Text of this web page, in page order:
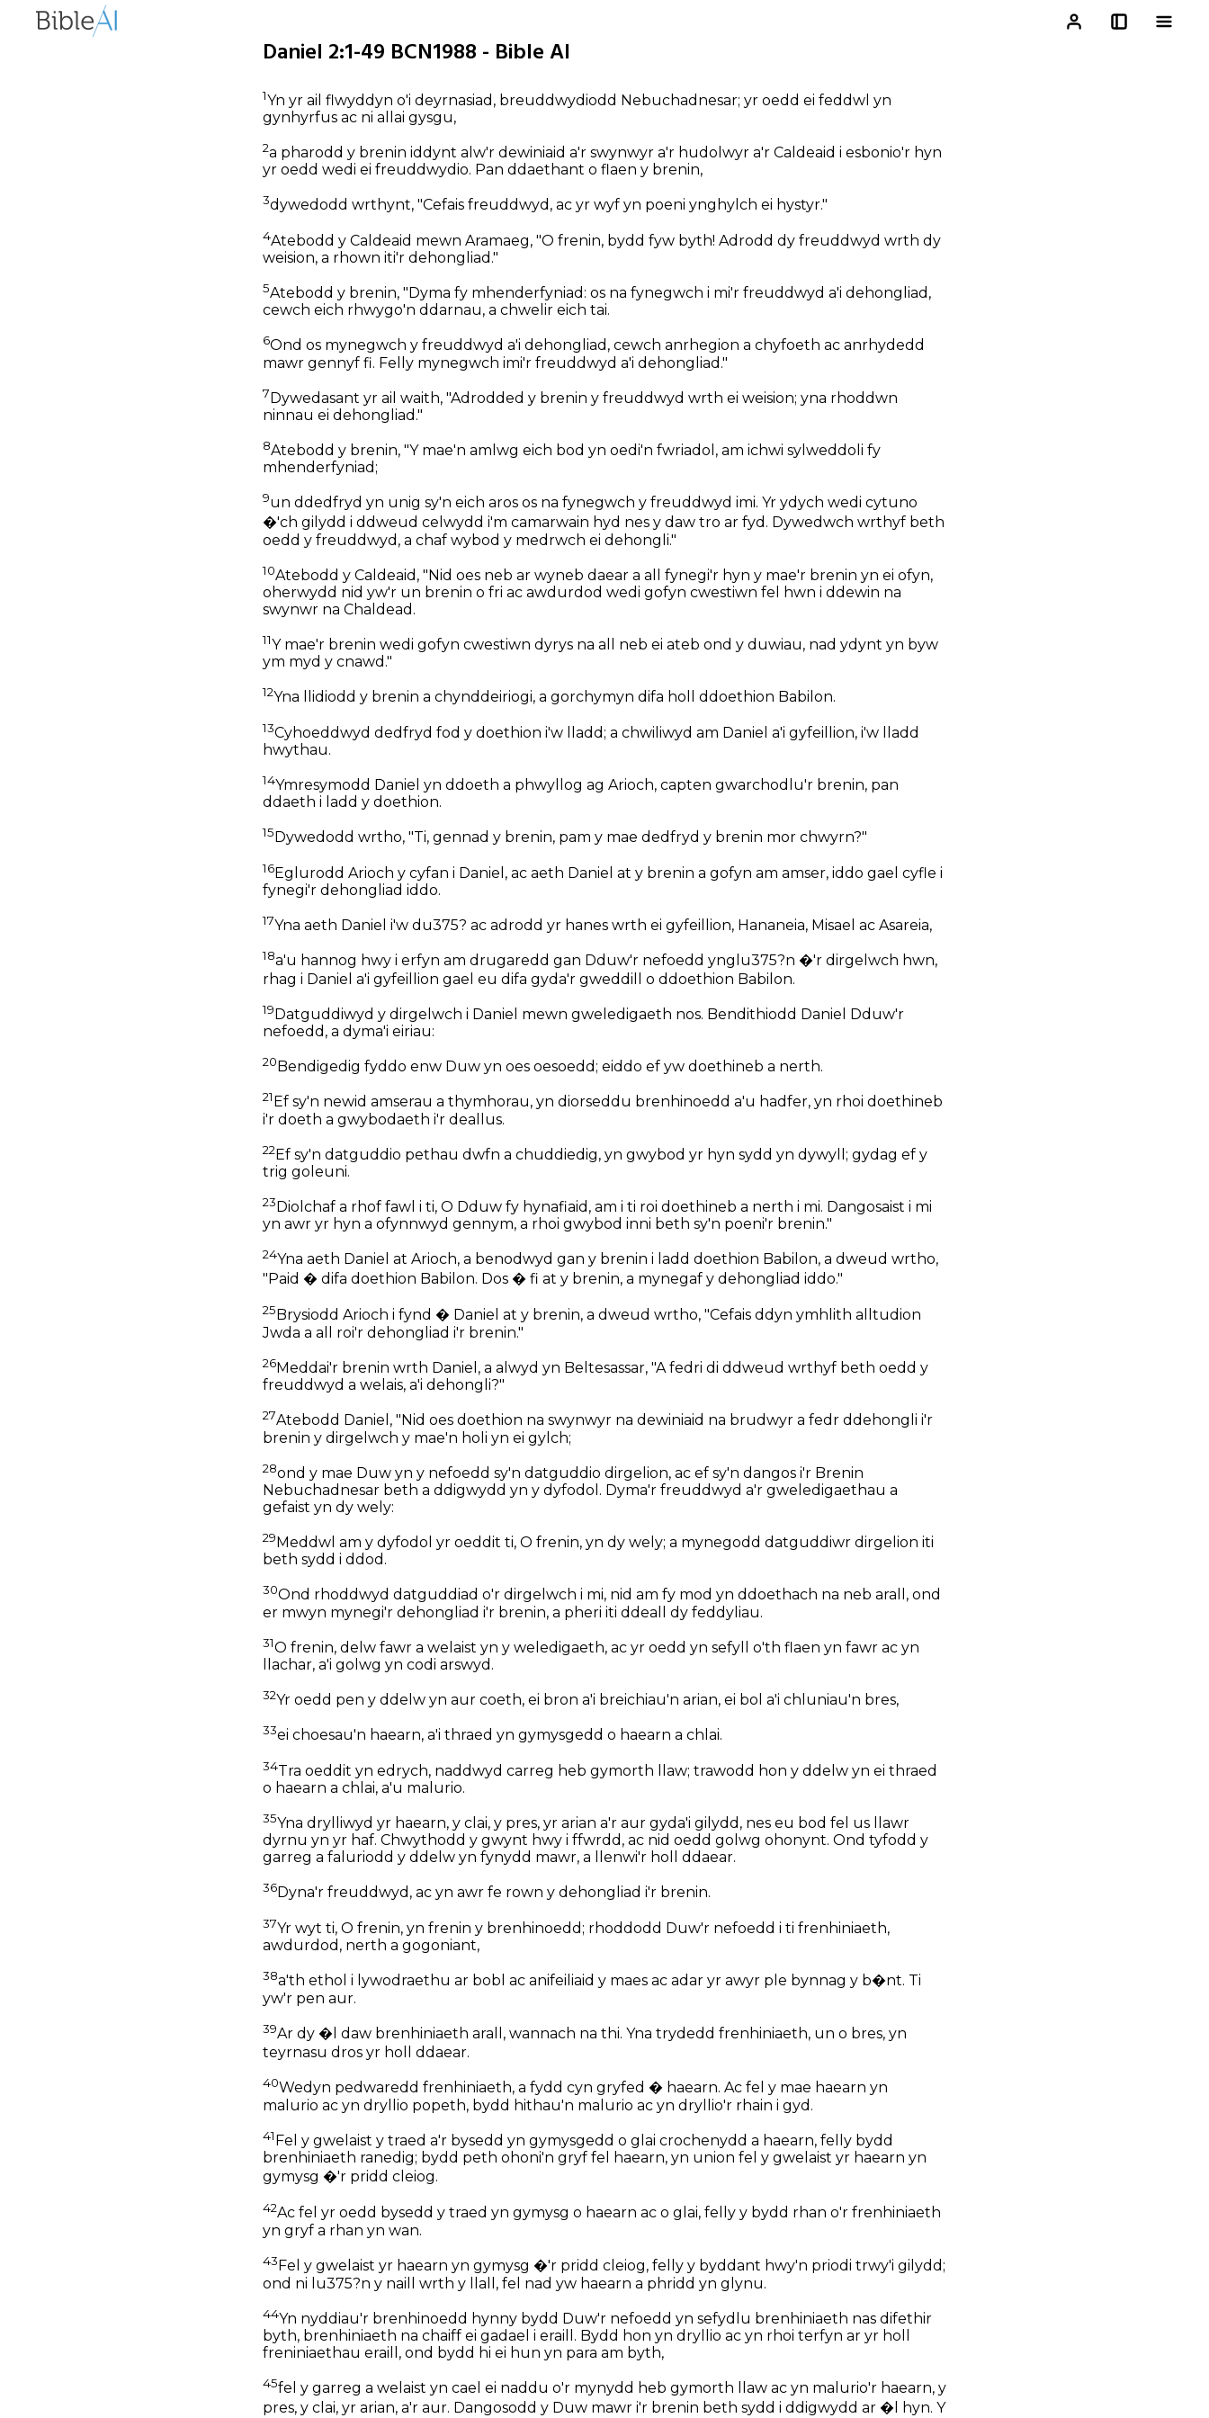
Daniel 2:1-49 BCN1988 - Bible AI
1Yn yr ail flwyddyn o'i deyrnasiad, breuddwydiodd Nebuchadnesar; yr oedd ei feddwl yn
gynhyrfus ac ni allai gysgu,
2a pharodd y brenin iddynt alw'r dewiniaid a'r swynwyr a'r hudolwyr a'r Caldeaid i esbonio'r hyn
yr oedd wedi ei freuddwydio. Pan ddaethant o flaen y brenin,
3dywedodd wrthynt, "Cefais freuddwyd, ac yr wyf yn poeni ynghylch ei hystyr."
4Atebodd y Caldeaid mewn Aramaeg, "O frenin, bydd fyw byth! Adrodd dy freuddwyd wrth dy
weision, a rhown iti'r dehongliad."
5Atebodd y brenin, "Dyma fy mhenderfyniad: os na fynegwch i mi'r freuddwyd a'i dehongliad,
cewch eich rhwygo'n ddarnau, a chwelir eich tai.
6Ond os mynegwch y freuddwyd a'i dehongliad, cewch anrhegion a chyfoeth ac anrhydedd
mawr gennyf fi. Felly mynegwch imi'r freuddwyd a'i dehongliad."
7Dywedasant yr ail waith, "Adrodded y brenin y freuddwyd wrth ei weision; yna rhoddwn
ninnau ei dehongliad."
8Atebodd y brenin, "Y mae'n amlwg eich bod yn oedi'n fwriadol, am ichwi sylweddoli fy
mhenderfyniad;
9un ddedfryd yn unig sy'n eich aros os na fynegwch y freuddwyd imi. Yr ydych wedi cytuno
�'ch gilydd i ddweud celwydd i'm camarwain hyd nes y daw tro ar fyd. Dywedwch wrthyf beth
oedd y freuddwyd, a chaf wybod y medrwch ei dehongli."
10Atebodd y Caldeaid, "Nid oes neb ar wyneb daear a all fynegi'r hyn y mae'r brenin yn ei ofyn,
oherwydd nid yw'r un brenin o fri ac awdurdod wedi gofyn cwestiwn fel hwn i ddewin na
swynwr na Chaldead.
11Y mae'r brenin wedi gofyn cwestiwn dyrys na all neb ei ateb ond y duwiau, nad ydynt yn byw
ym myd y cnawd."
12Yna llidiodd y brenin a chynddeiriogi, a gorchymyn difa holl ddoethion Babilon.
13Cyhoeddwyd dedfryd fod y doethion i'w lladd; a chwiliwyd am Daniel a'i gyfeillion, i'w lladd
hwythau.
14Ymresymodd Daniel yn ddoeth a phwyllog ag Arioch, capten gwarchodlu'r brenin, pan
ddaeth i ladd y doethion.
15 Dywedodd wrtho, "Ti, gennad y brenin, pam y mae dedfryd y brenin mor chwyrn?"
16Eglurodd Arioch y cyfan i Daniel, ac aeth Daniel at y brenin a gofyn am amser, iddo gael cyfle i
fynegi'r dehongliad iddo.
17Yna aeth Daniel i'w du375? ac adrodd yr hanes wrth ei gyfeillion, Hananeia, Misael ac Asareia,
18a'u hannog hwy i erfyn am drugaredd gan Dduw'r nefoedd ynglu375?n �'r dirgelwch hwn,
rhag i Daniel a'i gyfeillion gael eu difa gyda'r gweddill o ddoethion Babilon.
19Datguddiwyd y dirgelwch i Daniel mewn gweledigaeth nos. Bendithiodd Daniel Dduw'r
nefoedd, a dyma'i eiriau:
20 Bendigedig fyddo enw Duw yn oes oesoedd; eiddo ef yw doethineb a nerth.
21 Ef sy'n newid amserau a thymhorau, yn diorseddu brenhinoedd a'u hadfer, yn rhoi doethineb
i'r doeth a gwybodaeth i'r deallus.
22Ef sy'n datguddio pethau dwfn a chuddiedig, yn gwybod yr hyn sydd yn dywyll; gydag ef y
trig goleuni.
23 Diolchaf a rhof fawl i ti, O Dduw fy hynafiaid, am i ti roi doethineb a nerth i mi. Dangosaist i mi
yn awr yr hyn a ofynnwyd gennym, a rhoi gwybod inni beth sy'n poeni'r brenin."
24Yna aeth Daniel at Arioch, a benodwyd gan y brenin i ladd doethion Babilon, a dweud wrtho,
"Paid � difa doethion Babilon. Dos � fi at y brenin, a mynegaf y dehongliad iddo."
25Brysiodd Arioch i fynd � Daniel at y brenin, a dweud wrtho, "Cefais ddyn ymhlith alltudion
Jwda a all roi'r dehongliad i'r brenin."
26Meddai'r brenin wrth Daniel, a alwyd yn Beltesassar, "A fedri di ddweud wrthyf beth oedd y
freuddwyd a welais, a'i dehongli?"
27Atebodd Daniel, "Nid oes doethion na swynwyr na dewiniaid na brudwyr a fedr ddehongli i'r
brenin y dirgelwch y mae'n holi yn ei gylch;
28ond y mae Duw yn y nefoedd sy'n datguddio dirgelion, ac ef sy'n dangos i'r Brenin
Nebuchadnesar beth a ddigwydd yn y dyfodol. Dyma'r freuddwyd a'r gweledigaethau a
gefaist yn dy wely:
29 Meddwl am y dyfodol yr oeddit ti, O frenin, yn dy wely; a mynegodd datguddiwr dirgelion iti
beth sydd i ddod.
30Ond rhoddwyd datguddiad o'r dirgelwch i mi, nid am fy mod yn ddoethach na neb arall, ond
er mwyn mynegi'r dehongliad i'r brenin, a pheri iti ddeall dy feddyliau.
31O frenin, delw fawr a welaist yn y weledigaeth, ac yr oedd yn sefyll o'th flaen yn fawr ac yn
llachar, a'i golwg yn codi arswyd.
32Yr oedd pen y ddelw yn aur coeth, ei bron a'i breichiau'n arian, ei bol a'i chluniau'n bres,
33ei choesau'n haearn, a'i thraed yn gymysgedd o haearn a chlai.
34Tra oeddit yn edrych, naddwyd carreg heb gymorth llaw; trawodd hon y ddelw yn ei thraed
o haearn a chlai, a'u malurio.
35Yna drylliwyd yr haearn, y clai, y pres, yr arian a'r aur gyda'i gilydd, nes eu bod fel us llawr
dyrnu yn yr haf. Chwythodd y gwynt hwy i ffwrdd, ac nid oedd golwg ohonynt. Ond tyfodd y
garreg a faluriodd y ddelw yn fynydd mawr, a llenwi'r holl ddaear.
36Dyna'r freuddwyd, ac yn awr fe rown y dehongliad i'r brenin.
37Yr wyt ti, O frenin, yn frenin y brenhinoedd; rhoddodd Duw'r nefoedd i ti frenhiniaeth,
awdurdod, nerth a gogoniant,
38a'th ethol i lywodraethu ar bobl ac anifeiliaid y maes ac adar yr awyr ple bynnag y b�nt. Ti
yw'r pen aur.
39Ar dy �l daw brenhiniaeth arall, wannach na thi. Yna trydedd frenhiniaeth, un o bres, yn
teyrnasu dros yr holl ddaear.
40Wedyn pedwaredd frenhiniaeth, a fydd cyn gryfed � haearn. Ac fel y mae haearn yn
malurio ac yn dryllio popeth, bydd hithau'n malurio ac yn dryllio'r rhain i gyd.
41 Fel y gwelaist y traed a'r bysedd yn gymysgedd o glai crochenydd a haearn, felly bydd
brenhiniaeth ranedig; bydd peth ohoni'n gryf fel haearn, yn union fel y gwelaist yr haearn yn
gymysg �'r pridd cleiog.
42Ac fel yr oedd bysedd y traed yn gymysg o haearn ac o glai, felly y bydd rhan o'r frenhiniaeth
yn gryf a rhan yn wan.
43Fel y gwelaist yr haearn yn gymysg �'r pridd cleiog, felly y byddant hwy'n priodi trwy'i gilydd;
ond ni lu375?n y naill wrth y llall, fel nad yw haearn a phridd yn glynu.
44Yn nyddiau'r brenhinoedd hynny bydd Duw'r nefoedd yn sefydlu brenhiniaeth nas difethir
byth, brenhiniaeth na chaiff ei gadael i eraill. Bydd hon yn dryllio ac yn rhoi terfyn ar yr holl
freniniaethau eraill, ond bydd hi ei hun yn para am byth,
45fel y garreg a welaist yn cael ei naddu o'r mynydd heb gymorth llaw ac yn malurio'r haearn, y
pres, y clai, yr arian, a'r aur. Dangosodd y Duw mawr i'r brenin beth sydd i ddigwydd ar �l hyn. Y